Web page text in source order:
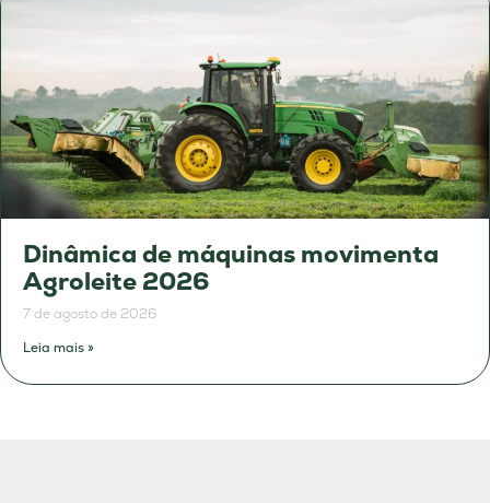
Dinâmica de máquinas movimenta
Agroleite 2026
7 de agosto de 2026
Leia mais »